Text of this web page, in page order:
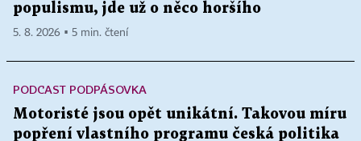
populismu, jde už o něco horšího
5. 8. 2026 ▪ 5 min. čtení
PODCAST PODPÁSOVKA
Motoristé jsou opět unikátní. Takovou míru
popření vlastního programu česká politika